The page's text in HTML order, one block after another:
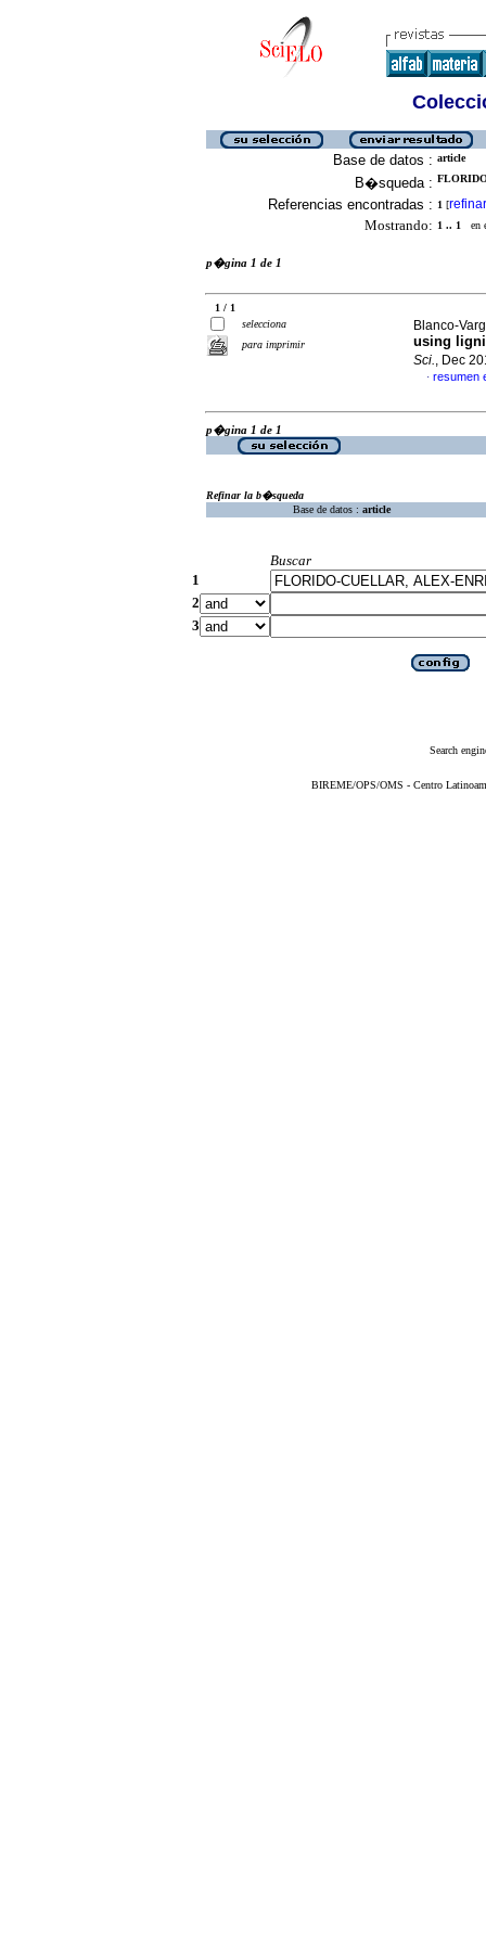
Base de datos : article
B�squeda :
Referencias encontradas : 1 [refinar
Mostrando: 1 .. 1 en
p�gina 1 de 1
1 / 1
selecciona
para imprimir
Blanco-
using
Sci. , Dec
· resumen
p�gina 1 de 1
Refinar la b�squeda
Base de datos : article
Buscar
1
2
3
Search
BIREME/OPS/OMS - Centro